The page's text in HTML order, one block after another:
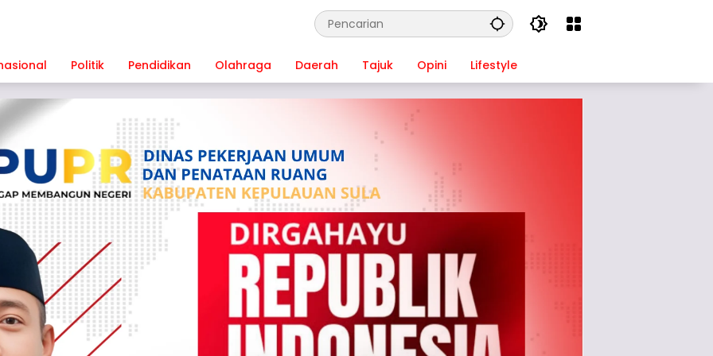
Politik Pendidikan Olahraga Daerah Tajuk Opini Lifestyle